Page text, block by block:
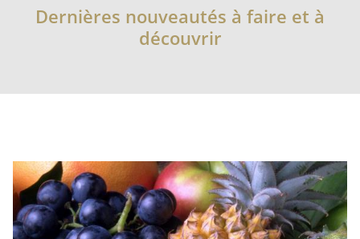
Dernières nouveautés à faire et à
découvrir